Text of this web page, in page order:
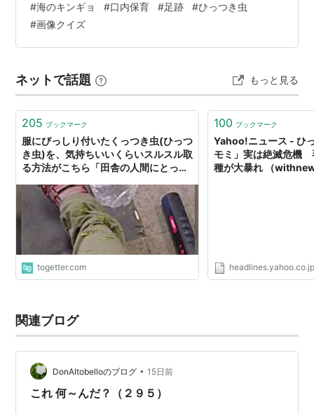
るような「足跡」に似ていることが名前の由来 ヒント）
さやの表面にある無数の小さなカギ状（マジックテープ
のような）の毛で衣服の生地の繊維を引かける。 払って
運ぶ“付着散布”をおこなっている。 ヌスビトハギの他に
もオナモミやセン…
#海のキンギョ #口内保育 #足跡 #ひっつき虫
#画像クイズ
ネットで話題 もっと見る
205 ブックマーク
服にびっしり付いたくっつき虫(ひっつ
き虫)を、気持ちいいくらいスルスル取
る方法がこちら「田舎の人間にとって
togetter.com
100 ブックマーク
Yahoo!ニュース - ひ
モミ」実は絶滅危機
種が大暴れ （
関連ブログ
DonAltobelloのブログ • 15日前
これ 何～んだ？（２９５）